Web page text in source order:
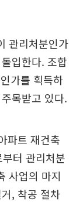
관리처분인가
입한다. 조합
가를 획득하
목받고 있다.
파트 재건축
터 관리처분
사업의 마지
, 착공 절차